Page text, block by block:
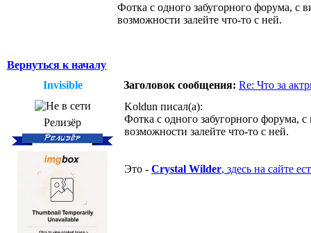
Фотка с одного забугорного форума, с
возможности залейте что-то с ней.
Вернуться к началу
Invisible
Заголовок сообщения: Re: Что за
Релизёр
Koldun писал(а):
Фотка с одного забугорного форума,
возможности залейте что-то с ней.
Это - Crystal Wilder, здесь на сайте